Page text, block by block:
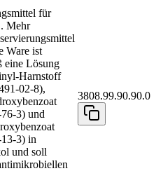
für
Mehr
Ware ist
eine Lösung
Harnstoff
02-8),
3) und
3) in
und soll
3808.99.90.90.0